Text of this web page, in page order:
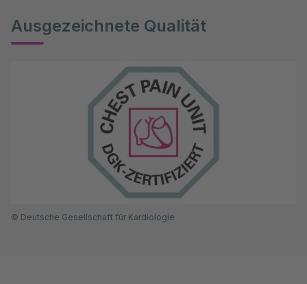
Ausgezeichnete Qualität
© Deutsche Gesellschaft für Kardiologie